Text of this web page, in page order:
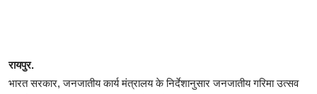
रायपुर.
भारत सरकार, जनजातीय कार्य मंत्रालय के निर्देशानुसार जनजातीय गरिमा उत्सव